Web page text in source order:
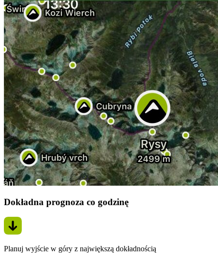
Dokładna prognoza co godzinę
Planuj wyjście w góry z największą dokładnością